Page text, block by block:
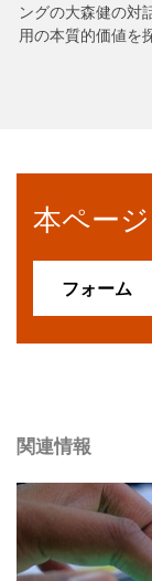
ングの大森健の対
用の本質的価値を
本ペー
フォーム
関連情報